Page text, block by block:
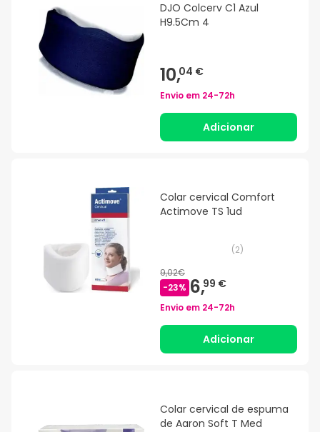
DJO Colcerv C1 Azul
H9.5Cm 4
10,04 €
Envio em 24-72h
Adicionar
Colar cervical Comfort
Actimove TS 1ud
(2)
9,02€
-23% 6,99 €
Envio em 24-72h
Adicionar
Colar cervical de espuma
de Aaron Soft T Med